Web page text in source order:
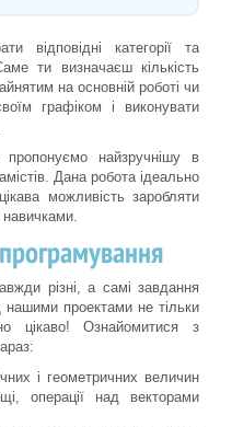
відповідні категорії та
ти визначаєш кількість
на основній роботі чи
графіком і виконувати
пропонуємо найзручнішу в
Дана робота ідеально
можливість заробляти
різні, а самі завдання
проектами не тільки
цікаво! Ознайомитися з
і геометричних величин
операції над векторами